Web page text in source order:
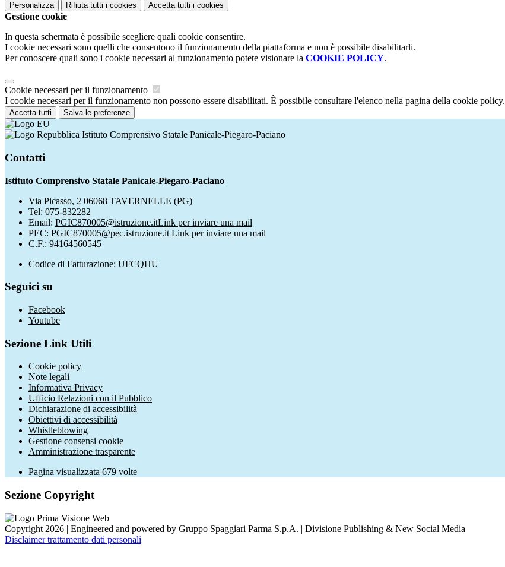
Personalizza Rifiuta tutti i cookies Accetta tutti i cookies
Gestione cookie
In questa schermata è possibile scegliere quali cookie consentire.
I cookie necessari sono quelli che consentono il funzionamento della piattaforma e non è possibile disabilitarli.
Per conoscere quali sono i cookie necessari al funzionamento potete visionare la COOKIE POLICY.
Cookie necessari per il funzionamento
I cookie necessari per il funzionamento non possono essere disabilitati. È possibile consultare l'elenco nella pagina della cookie policy.
Accetta tutti Salva le preferenze
Istituto Comprensivo Statale Panicale-Piegaro-Paciano
Contatti
Istituto Comprensivo Statale Panicale-Piegaro-Paciano
Via Picasso, 2 06068 TAVERNELLE (PG)
Tel: 075-832282
Email: PGIC870005@istruzione.itLink per inviare una mail
PEC: PGIC870005@pec.istruzione.it Link per inviare una mail
C.F.: 94164560545
Codice di Fatturazione: UFCQHU
Seguici su
Facebook
Youtube
Sezione Link Utili
Cookie policy
Note legali
Informativa Privacy
Ufficio Relazioni con il Pubblico
Dichiarazione di accessibilità
Obiettivi di accessibilità
Whistleblowing
Gestione consensi cookie
Amministrazione trasparente
Pagina visualizzata 679 volte
Sezione Copyright
Copyright 2026 | Engineered and powered by Gruppo Spaggiari Parma S.p.A. | Divisione Publishing & New Social Media
Disclaimer trattamento dati personali